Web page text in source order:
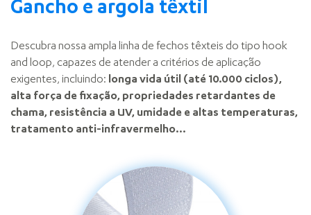
Gancho e argola têxtil
Descubra nossa ampla linha de fechos têxteis do tipo hook
and loop, capazes de atender a critérios de aplicação
exigentes, incluindo: longa vida útil (até 10.000 ciclos),
alta força de fixação, propriedades retardantes de
chama, resistência a UV, umidade e altas temperaturas,
tratamento anti-infravermelho...